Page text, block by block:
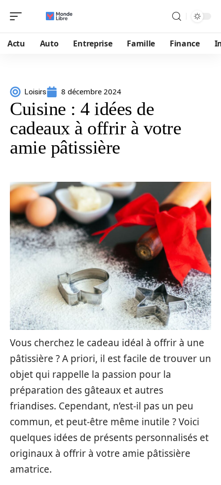
Actu Auto Entreprise Famille Finance
Loisirs 8 décembre 2024
Cuisine : 4 idées de
cadeaux à offrir à votre
amie pâtissière
Vous cherchez le cadeau idéal à offrir à une
pâtissière ? A priori, il est facile de trouver un
objet qui rappelle la passion pour la
préparation des gâteaux et autres
friandises. Cependant, n’est-il pas un peu
commun, et peut-être même inutile ? Voici
quelques idées de présents personnalisés et
originaux à offrir à votre amie pâtissière
amatrice.